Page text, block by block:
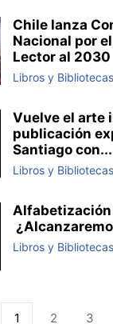
Chile lanza
Nacional por
Lector al 2030
Libros y Bibliotecas
Vuelve el arte
publicación
Santiago con...
Libros y Bibliotecas
Libros y Bibliotecas
1 2 3